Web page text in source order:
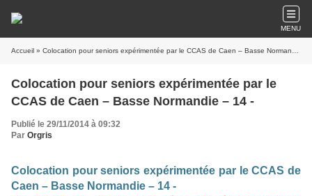
MENU
Accueil » Colocation pour seniors expérimentée par le CCAS de Caen – Basse Normandie – 14 -
Colocation pour seniors expérimentée par le
CCAS de Caen – Basse Normandie – 14 -
Publié le 29/11/2014 à 09:32
Par Orgris
Colocation pour seniors expérimentée par le CCAS de
Caen – Basse Normandie – 14 -